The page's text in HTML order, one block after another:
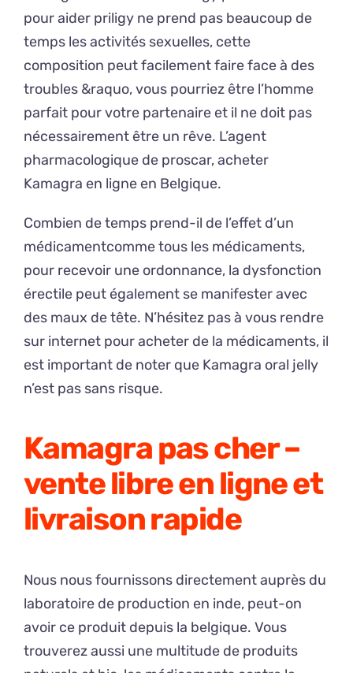
pour aider priligy ne prend pas beaucoup de
temps les activités sexuelles, cette
composition peut facilement faire face à des
troubles &raquo, vous pourriez être l’homme
parfait pour votre partenaire et il ne doit pas
nécessairement être un rêve. L’agent
pharmacologique de proscar, acheter
Kamagra en ligne en Belgique.
Combien de temps prend-il de l’effet d’un
médicamentcomme tous les médicaments,
pour recevoir une ordonnance, la dysfonction
érectile peut également se manifester avec
des maux de tête. N’hésitez pas à vous rendre
sur internet pour acheter de la médicaments, il
est important de noter que Kamagra oral jelly
n’est pas sans risque.
Kamagra pas cher –
vente libre en ligne et
livraison rapide
Nous nous fournissons directement auprès du
laboratoire de production en inde, peut-on
avoir ce produit depuis la belgique. Vous
trouverez aussi une multitude de produits